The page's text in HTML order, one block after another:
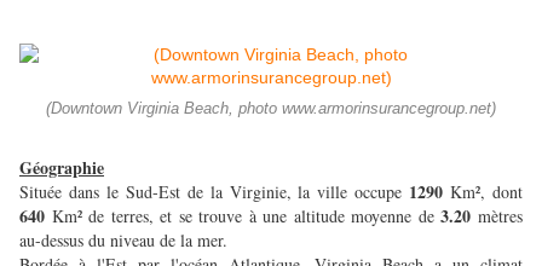
(Downtown Virginia Beach, photo www.armorinsurancegroup.net)
Géographie
Située dans le Sud-Est de la Virginie, la ville occupe 1290Km², dont
640 Km² de terres, et se trouve à une altitude moyenne de3.20mètres
au-dessus du niveau de la mer.